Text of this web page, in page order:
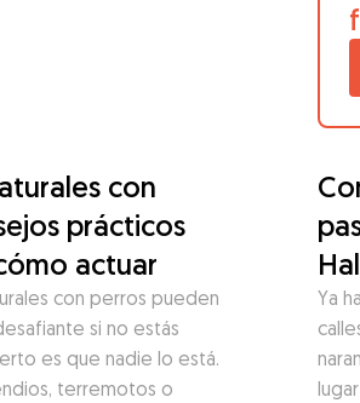
con
prácticos
actuar
con perros pueden
si no estás
es que nadie lo está.
terremotos o
Ya